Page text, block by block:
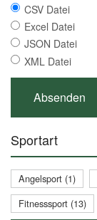
CSV Datei
Excel Datei
JSON Datei
XML Datei
Sportart
Angelsport (1)
Fitnesssport (13)